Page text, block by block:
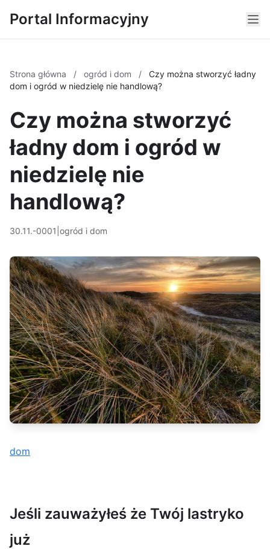
Portal Informacyjny
Strona główna / ogród i dom /
Czy można stworzyć ładny
dom i ogród w niedzielę nie handlową?
Czy można stworzyć
ładny dom i ogród w
niedzielę nie
handlową?
30.11.-0001 ogród i dom
dom
Jeśli zauważyłeś że Twój lastryko
już